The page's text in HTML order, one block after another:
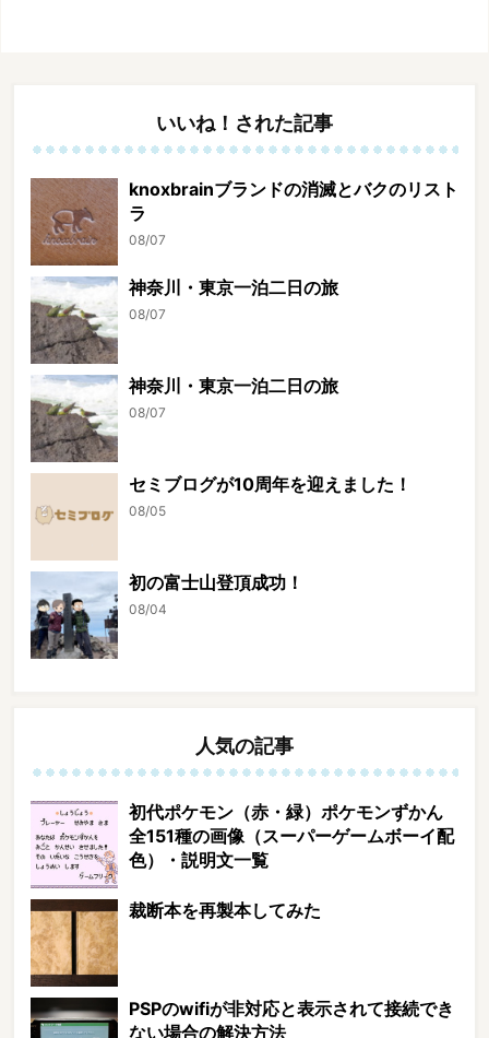
いいね！された記事
knoxbrainブランドの消滅とバクのリスト
ラ
08/07
神奈川・東京一泊二日の旅
08/07
神奈川・東京一泊二日の旅
08/07
セミブログが10周年を迎えました！
08/05
初の富士山登頂成功！
08/04
人気の記事
初代ポケモン（赤・緑）ポケモンずかん
全151種の画像（スーパーゲームボーイ配
色）・説明文一覧
裁断本を再製本してみた
PSPのwifiが非対応と表示されて接続でき
ない場合の解決方法